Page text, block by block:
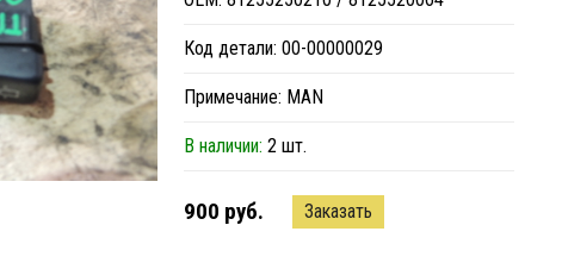
Код детали: 00-00000029
Примечание: MAN
В наличии: 2 шт.
900 руб. Заказать